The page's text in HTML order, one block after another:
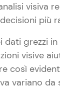
visiva
più
dati grezzi
visive
così
variano da